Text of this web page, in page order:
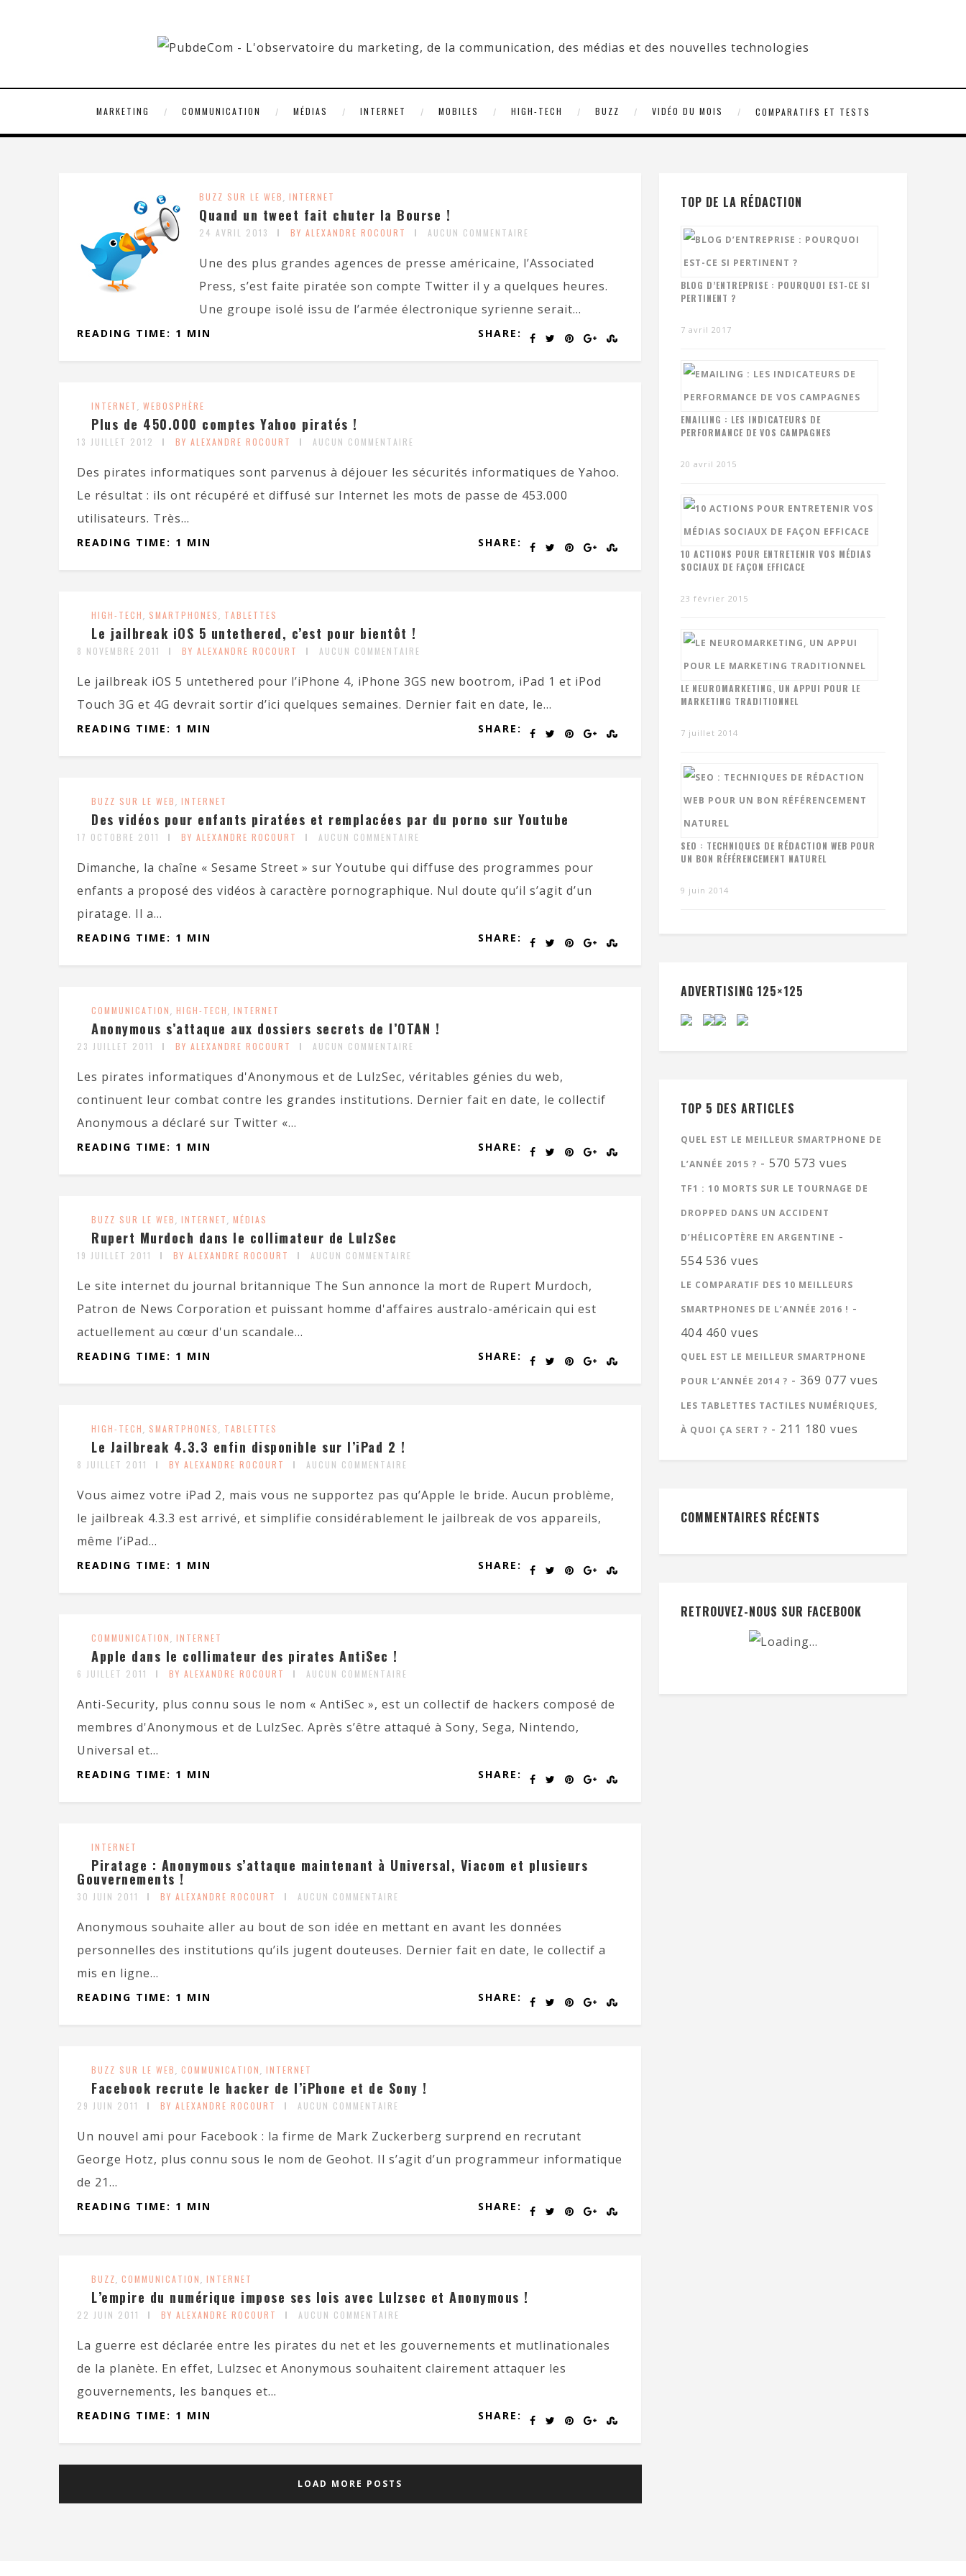
MARKETING COMMUNICATION MÉDIAS INTERNET MOBILES HIGH-TECH BUZZ VIDÉO DU MOIS COMPARATIFS ET TESTS
BUZZ SUR LE WEB, INTERNET
Quand un tweet fait chuter la Bourse !
24 AVRIL 2013 BY ALEXANDRE ROCOURT AUCUN COMMENTAIRE
Une des plus grandes agences de presse américaine, l’Associated
Press, s’est faite piratée son compte Twitter il y a quelques heures.
Une groupe isolé issu de l’armée électronique syrienne serait...
SHARE:
READING TIME: 1 MIN
INTERNET, WEBOSPHÈRE
Plus de 450.000 comptes Yahoo piratés !
13 JUILLET 2012 BY ALEXANDRE ROCOURT AUCUN COMMENTAIRE
Des pirates informatiques sont parvenus à déjouer les sécurités informatiques de Yahoo.
Le résultat : ils ont récupéré et diffusé sur Internet les mots de passe de 453.000
utilisateurs. Très...
SHARE:
READING TIME: 1 MIN
HIGH-TECH, SMARTPHONES, TABLETTES
Le jailbreak iOS 5 untethered, c’est pour bientôt !
8 NOVEMBRE 2011 BY ALEXANDRE ROCOURT AUCUN COMMENTAIRE
Le jailbreak iOS 5 untethered pour l’iPhone 4, iPhone 3GS new bootrom, iPad 1 et iPod
Touch 3G et 4G devrait sortir d’ici quelques semaines. Dernier fait en date, le...
SHARE:
READING TIME: 1 MIN
BUZZ SUR LE WEB, INTERNET
Des vidéos pour enfants piratées et remplacées par du porno sur Youtube
17 OCTOBRE 2011 BY ALEXANDRE ROCOURT AUCUN COMMENTAIRE
Dimanche, la chaîne « Sesame Street » sur Youtube qui diffuse des programmes pour
enfants a proposé des vidéos à caractère pornographique. Nul doute qu’il s’agit d’un
piratage. Il a...
SHARE:
READING TIME: 1 MIN
COMMUNICATION, HIGH-TECH, INTERNET
Anonymous s’attaque aux dossiers secrets de l’OTAN !
23 JUILLET 2011 BY ALEXANDRE ROCOURT AUCUN COMMENTAIRE
Les pirates informatiques d'Anonymous et de LulzSec, véritables génies du web,
continuent leur combat contre les grandes institutions. Dernier fait en date, le collectif
Anonymous a déclaré sur Twitter «...
SHARE:
READING TIME: 1 MIN
BUZZ SUR LE WEB, INTERNET, MÉDIAS
Rupert Murdoch dans le collimateur de LulzSec
19 JUILLET 2011 BY ALEXANDRE ROCOURT AUCUN COMMENTAIRE
Le site internet du journal britannique The Sun annonce la mort de Rupert Murdoch,
Patron de News Corporation et puissant homme d'affaires australo-américain qui est
actuellement au cœur d'un scandale...
SHARE:
READING TIME: 1 MIN
HIGH-TECH, SMARTPHONES, TABLETTES
Le Jailbreak 4.3.3 enfin disponible sur l’iPad 2 !
8 JUILLET 2011 BY ALEXANDRE ROCOURT AUCUN COMMENTAIRE
Vous aimez votre iPad 2, mais vous ne supportez pas qu’Apple le bride. Aucun problème,
le jailbreak 4.3.3 est arrivé, et simplifie considérablement le jailbreak de vos appareils,
même l’iPad...
SHARE:
READING TIME: 1 MIN
COMMUNICATION, INTERNET
Apple dans le collimateur des pirates AntiSec !
6 JUILLET 2011 BY ALEXANDRE ROCOURT AUCUN COMMENTAIRE
Anti-Security, plus connu sous le nom « AntiSec », est un collectif de hackers composé de
membres d'Anonymous et de LulzSec. Après s’être attaqué à Sony, Sega, Nintendo,
Universal et...
SHARE:
READING TIME: 1 MIN
INTERNET
Piratage : Anonymous s’attaque maintenant à Universal, Viacom et plusieurs
Gouvernements !
30 JUIN 2011 BY ALEXANDRE ROCOURT AUCUN COMMENTAIRE
Anonymous souhaite aller au bout de son idée en mettant en avant les données
personnelles des institutions qu’ils jugent douteuses. Dernier fait en date, le collectif a
mis en ligne...
SHARE:
READING TIME: 1 MIN
BUZZ SUR LE WEB, COMMUNICATION, INTERNET
Facebook recrute le hacker de l’iPhone et de Sony !
29 JUIN 2011 BY ALEXANDRE ROCOURT AUCUN COMMENTAIRE
Un nouvel ami pour Facebook : la firme de Mark Zuckerberg surprend en recrutant
George Hotz, plus connu sous le nom de Geohot. Il s’agit d’un programmeur informatique
de 21...
SHARE:
READING TIME: 1 MIN
BUZZ, COMMUNICATION, INTERNET
L’empire du numérique impose ses lois avec Lulzsec et Anonymous !
22 JUIN 2011 BY ALEXANDRE ROCOURT AUCUN COMMENTAIRE
La guerre est déclarée entre les pirates du net et les gouvernements et mutlinationales
de la planète. En effet, Lulzsec et Anonymous souhaitent clairement attaquer les
gouvernements, les banques et...
SHARE:
READING TIME: 1 MIN
LOAD MORE POSTS
TOP DE LA RÉDACTION
BLOG D’ENTREPRISE : POURQUOI EST-CE SI
PERTINENT ?
7 avril 2017
EMAILING : LES INDICATEURS DE
PERFORMANCE DE VOS CAMPAGNES
20 avril 2015
10 ACTIONS POUR ENTRETENIR VOS MÉDIAS
SOCIAUX DE FAÇON EFFICACE
23 février 2015
LE NEUROMARKETING, UN APPUI POUR LE
MARKETING TRADITIONNEL
7 juillet 2014
SEO : TECHNIQUES DE RÉDACTION WEB POUR
UN BON RÉFÉRENCEMENT NATUREL
9 juin 2014
ADVERTISING 125×125
TOP 5 DES ARTICLES
QUEL EST LE MEILLEUR SMARTPHONE DE
L’ANNÉE 2015 ? - 570 573 vues
TF1 : 10 MORTS SUR LE TOURNAGE DE
DROPPED DANS UN ACCIDENT
D’HÉLICOPTÈRE EN ARGENTINE -
554 536 vues
LE COMPARATIF DES 10 MEILLEURS
SMARTPHONES DE L’ANNÉE 2016 ! -
404 460 vues
QUEL EST LE MEILLEUR SMARTPHONE
POUR L’ANNÉE 2014 ? - 369 077 vues
LES TABLETTES TACTILES NUMÉRIQUES,
À QUOI ÇA SERT ? - 211 180 vues
COMMENTAIRES RÉCENTS
RETROUVEZ-NOUS SUR FACEBOOK